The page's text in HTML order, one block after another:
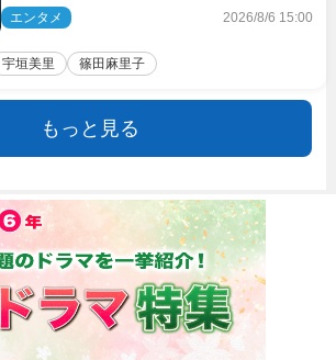
ト驚き「まさか」「意外な展開」
エンタメ 2026/8/6 15:00
宇垣美里 篠田麻里子
もっと見る